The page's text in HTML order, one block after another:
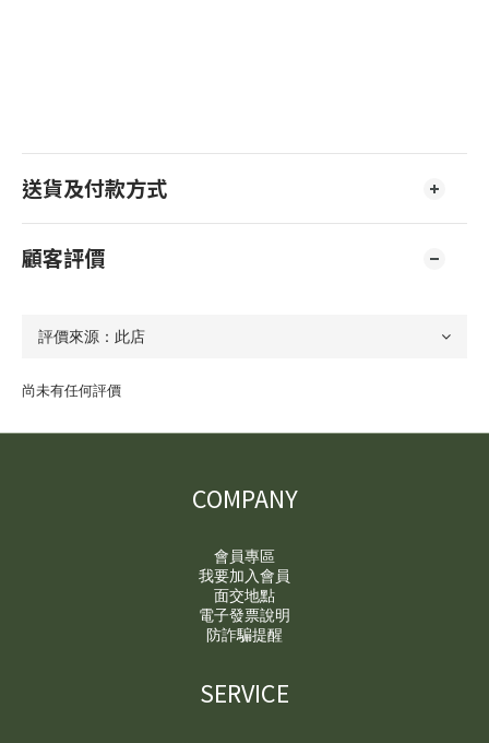
送貨及付款方式
顧客評價
尚未有任何評價
COMPANY
會員專區
我要加入會員
面交地點
電子發票說明
防詐騙提醒
SERVICE